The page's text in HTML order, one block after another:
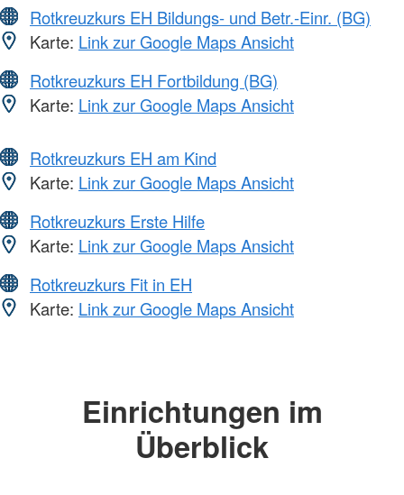
Rotkreuzkurs EH Bildungs- und Betr.-Einr. (BG)
Karte: Link zur Google Maps Ansicht
Rotkreuzkurs EH Fortbildung (BG)
Karte: Link zur Google Maps Ansicht
Rotkreuzkurs EH am Kind
Karte: Link zur Google Maps Ansicht
Rotkreuzkurs Erste Hilfe
Karte: Link zur Google Maps Ansicht
Rotkreuzkurs Fit in EH
Karte: Link zur Google Maps Ansicht
Einrichtungen im
Überblick